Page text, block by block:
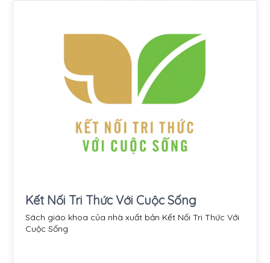
Kết Nối Tri Thức Với Cuộc Sống
Sách giáo khoa của nhà xuất bản Kết Nối Tri Thức Với
Cuộc Sống